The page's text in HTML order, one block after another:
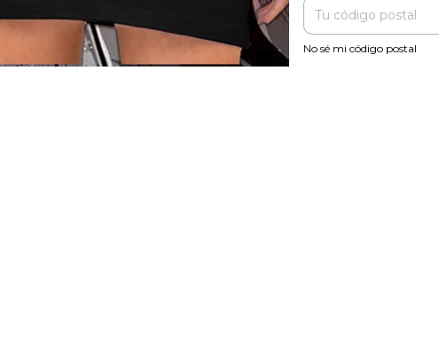
No sé mi código postal